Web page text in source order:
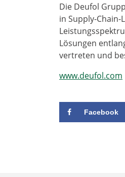
Die Deufol
in Supply-
Lösungen
vertreten und
www.deufol.com
Facebook